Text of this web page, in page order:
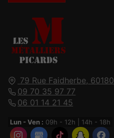
79 Rue Faidherbe, 60180
09 70 35 97 77
06 01 14 21 45
Lun - Ven : 09h - 12h | 14h - 18h